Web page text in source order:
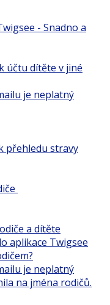
- Snadno a
účtu dítěte v jiné
je neplatný
přehledu stravy
a dítěte
aplikace Twigsee
je neplatný
na jména rodičů.